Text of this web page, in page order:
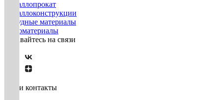
Металлопрокат
Металлоконструкции
Нерудные материалы
Пиломатериалы
Оставайтесь на связи
Наши контакты